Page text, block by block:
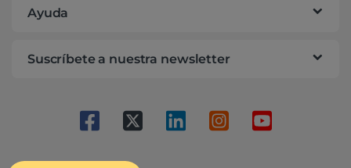
Ayuda
Suscríbete a nuestra newsletter